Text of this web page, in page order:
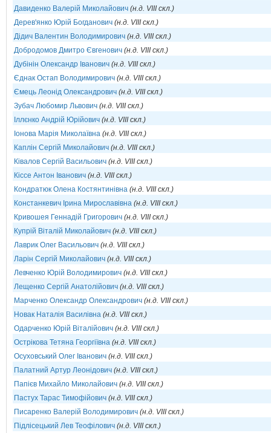
Давиденко Валерій Миколайович (н.д. VIII скл.)
Дерев'янко Юрій Богданович (н.д. VIII скл.)
Дідич Валентин Володимирович (н.д. VIII скл.)
Добродомов Дмитро Євгенович (н.д. VIII скл.)
Дубінін Олександр Іванович (н.д. VIII скл.)
Єднак Остап Володимирович (н.д. VIII скл.)
Ємець Леонід Олександрович (н.д. VIII скл.)
Зубач Любомир Львович (н.д. VIII скл.)
Іллєнко Андрій Юрійович (н.д. VIII скл.)
Іонова Марія Миколаївна (н.д. VIII скл.)
Каплін Сергій Миколайович (н.д. VIII скл.)
Ківалов Сергій Васильович (н.д. VIII скл.)
Кіссе Антон Іванович (н.д. VIII скл.)
Кондратюк Олена Костянтинівна (н.д. VIII скл.)
Констанкевич Ірина Мирославівна (н.д. VIII скл.)
Кривошея Геннадій Григорович (н.д. VIII скл.)
Купрій Віталій Миколайович (н.д. VIII скл.)
Лаврик Олег Васильович (н.д. VIII скл.)
Ларін Сергій Миколайович (н.д. VIII скл.)
Левченко Юрій Володимирович (н.д. VIII скл.)
Лещенко Сергій Анатолійович (н.д. VIII скл.)
Марченко Олександр Олександрович (н.д. VIII скл.)
Новак Наталія Василівна (н.д. VIII скл.)
Одарченко Юрій Віталійович (н.д. VIII скл.)
Острікова Тетяна Георгіївна (н.д. VIII скл.)
Осуховський Олег Іванович (н.д. VIII скл.)
Палатний Артур Леонідович (н.д. VIII скл.)
Папієв Михайло Миколайович (н.д. VIII скл.)
Пастух Тарас Тимофійович (н.д. VIII скл.)
Писаренко Валерій Володимирович (н.д. VIII скл.)
Підлісецький Лев Теофілович (н.д. VIII скл.)